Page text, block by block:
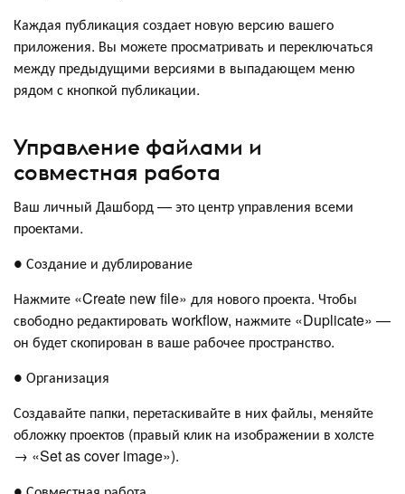
Каждая публикация создает новую версию вашего
приложения. Вы можете просматривать и переключаться
между предыдущими версиями в выпадающем меню
рядом с кнопкой публикации.
Управление файлами и
совместная работа
Ваш личный Дашборд — это центр управления всеми
проектами.
● Создание и дублирование
Нажмите «Create new file» для нового проекта. Чтобы
свободно редактировать workflow, нажмите «Duplicate» —
он будет скопирован в ваше рабочее пространство.
● Организация
Создавайте папки, перетаскивайте в них файлы, меняйте
обложку проектов (правый клик на изображении в холсте
→ «Set as cover image»).